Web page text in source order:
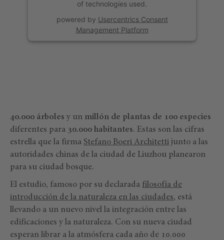
of technologies used.
powered by Usercentrics Consent
Management Platform
40.000 árboles y un millón de plantas de 100 especies
diferentes para 30.000 habitantes. Estas son las cifras
estrella que la firma Stefano Boeri Architetti junto a las
autoridades chinas de la ciudad de Liuzhou planearon
para su ciudad bosque.
El estudio, famoso por su declarada filosofía de
introducción de la naturaleza en las ciudades, está
llevando a un nuevo nivel la integración entre las
edificaciones y la naturaleza. Con su nueva ciudad
esperan librar a la atmósfera cada año de 10.000